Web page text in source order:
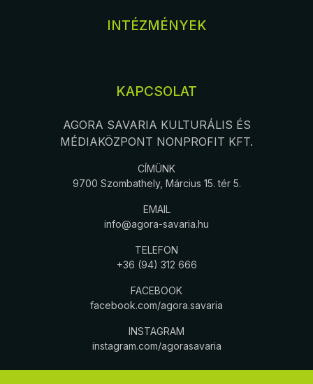
INTÉZMÉNYEK
KAPCSOLAT
AGORA SAVARIA KULTURÁLIS ÉS
MÉDIAKÖZPONT NONPROFIT KFT.
CÍMÜNK
9700 Szombathely, Március 15. tér 5.
EMAIL
info@agora-savaria.hu
TELEFON
+36 (94) 312 666
FACEBOOK
facebook.com/agora.savaria
INSTAGRAM
instagram.com/agorasavaria